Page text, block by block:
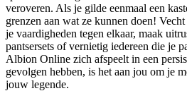
veroveren. Als je gilde eenmaal een
grenzen aan wat ze kunnen doen!
je vaardigheden tegen elkaar, maak
pantsersets of vernietig iedereen die je
Albion Online zich afspeelt in een
gevolgen hebben, is het aan jou om je
jouw legende.